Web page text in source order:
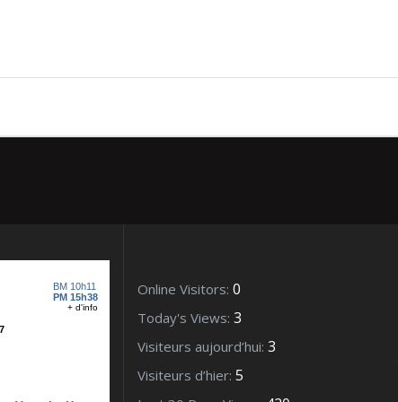
Online Visitors: 0
Today's Views: 3
Visiteurs aujourd’hui: 3
Visiteurs d’hier: 5